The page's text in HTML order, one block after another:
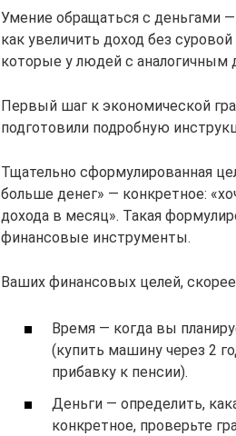
Умение обращаться с деньгами
как увеличить доход без
которые у людей с аналогичным
Первый шаг к экономической
подготовили подробную
Тщательно сформулированная
больше денег» — конкретное:
дохода в месяц». Такая
финансовые инструменты.
Ваших финансовых целей,
Время — когда вы
(купить машину через 2
прибавку к пенсии).
Деньги — определить,
конкретное, проверьте